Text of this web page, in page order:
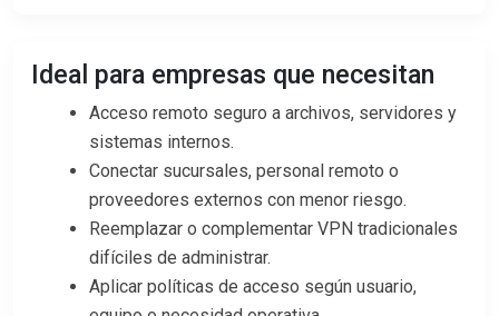
Ideal para empresas que necesitan
Acceso remoto seguro a archivos, servidores y
sistemas internos.
Conectar sucursales, personal remoto o
proveedores externos con menor riesgo.
Reemplazar o complementar VPN tradicionales
difíciles de administrar.
Aplicar políticas de acceso según usuario,